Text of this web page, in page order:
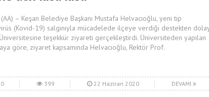
(AA) – Keşan Belediye Başkanı Mustafa Helvacıoğlu, yeni tip
(Kovid-19) salgınıyla mücadelede ilçeye verdiği destekten
teşekkür ziyareti gerçekleştirdi. Üniversiteden yapılan
göre, ziyaret kapsamında Helvacıoğlu, Rektör Prof.
0 399 22 Haziran 2020 DEVAMI